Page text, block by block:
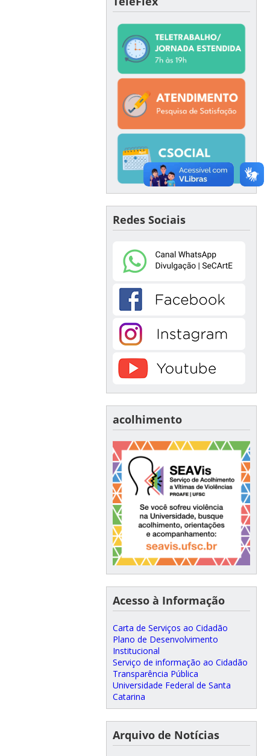
Redes Sociais
acolhimento
Acesso à Informação
Carta de Serviços ao Cidadão
Plano de Desenvolvimento
Institucional
Serviço de informação ao Cidadão
Transparência Pública
Universidade Federal de Santa
Catarina
Arquivo de Notícias